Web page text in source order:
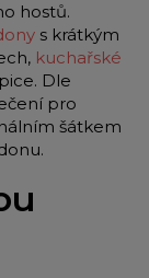
hostů.
s krátkým
kuchařské
Dle
pro
šátkem